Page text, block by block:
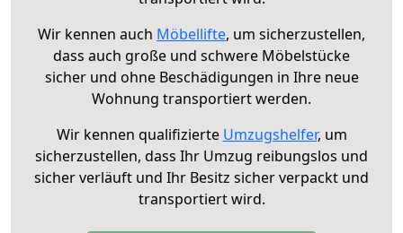
Wir kennen auch Möbellifte, um sicherzustellen,
dass auch große und schwere Möbelstücke
sicher und ohne Beschädigungen in Ihre neue
Wohnung transportiert werden.
Wir kennen qualifizierte Umzugshelfer, um
sicherzustellen, dass Ihr Umzug reibungslos und
sicher verläuft und Ihr Besitz sicher verpackt und
transportiert wird.